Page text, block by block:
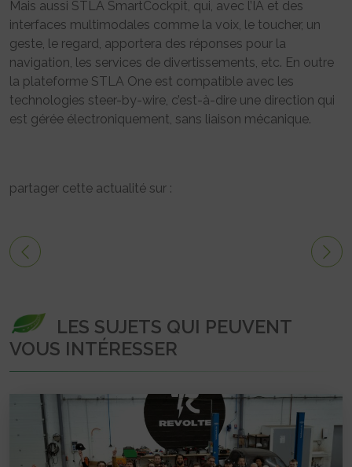
Mais aussi STLA SmartCockpit, qui, avec l’IA et des
interfaces multimodales comme la voix, le toucher, un
geste, le regard, apportera des réponses pour la
navigation, les services de divertissements, etc. En outre
la plateforme STLA One est compatible avec les
technologies steer-by-wire, c’est-à-dire une direction qui
est gérée électroniquement, sans liaison mécanique.
partager cette actualité sur :
LES SUJETS QUI PEUVENT
VOUS INTÉRESSER